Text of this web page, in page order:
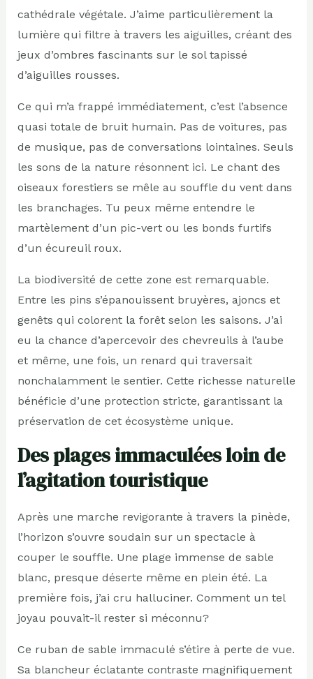
cathédrale végétale. J’aime particulièrement la
lumière qui filtre à travers les aiguilles, créant des
jeux d’ombres fascinants sur le sol tapissé
d’aiguilles rousses.
Ce qui m’a frappé immédiatement, c’est l’absence
quasi totale de bruit humain. Pas de voitures, pas
de musique, pas de conversations lointaines. Seuls
les sons de la nature résonnent ici. Le chant des
oiseaux forestiers se mêle au souffle du vent dans
les branchages. Tu peux même entendre le
martèlement d’un pic-vert ou les bonds furtifs
d’un écureuil roux.
La biodiversité de cette zone est remarquable.
Entre les pins s’épanouissent bruyères, ajoncs et
genêts qui colorent la forêt selon les saisons. J’ai
eu la chance d’apercevoir des chevreuils à l’aube
et même, une fois, un renard qui traversait
nonchalamment le sentier. Cette richesse naturelle
bénéficie d’une protection stricte, garantissant la
préservation de cet écosystème unique.
Des plages immaculées loin de
l’agitation touristique
Après une marche revigorante à travers la pinède,
l’horizon s’ouvre soudain sur un spectacle à
couper le souffle. Une plage immense de sable
blanc, presque déserte même en plein été. La
première fois, j’ai cru halluciner. Comment un tel
joyau pouvait-il rester si méconnu?
Ce ruban de sable immaculé s’étire à perte de vue.
Sa blancheur éclatante contraste magnifiquement